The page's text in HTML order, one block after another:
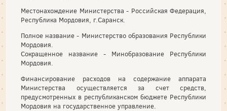
Местонахождение Министерства - Российская Федерация,
Республика Мордовия, г.Саранск.
Полное название - Министерство образования Республики
Мордовия.
Сокращенное название - Минобразование Республики
Мордовия.
Финансирование расходов на содержание аппарата
Министерства осуществляется за счет средств,
предусмотренных в республиканском бюджете Республики
Мордовия на государственное управление.